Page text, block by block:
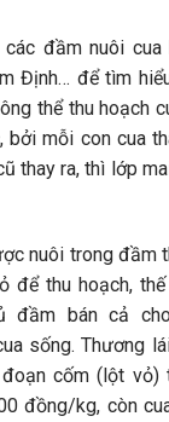
đầm nuôi cua
Định… để tìm
thể thu hoạch
mỗi con cua
thay ra, thì lớp
nuôi trong đầm
để thu hoạch,
đầm bán cả
sống. Thương
cốm (lột vỏ)
đồng/kg, còn